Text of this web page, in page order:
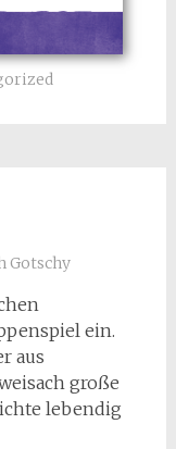
Gotschy
ein.
aus
große
lebendig